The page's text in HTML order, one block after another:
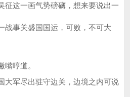
这一画气势磅礴，想来要说出一
战事关盛国国运，可败，不可大
哼道。
军尽出驻守边关，边境之内可说